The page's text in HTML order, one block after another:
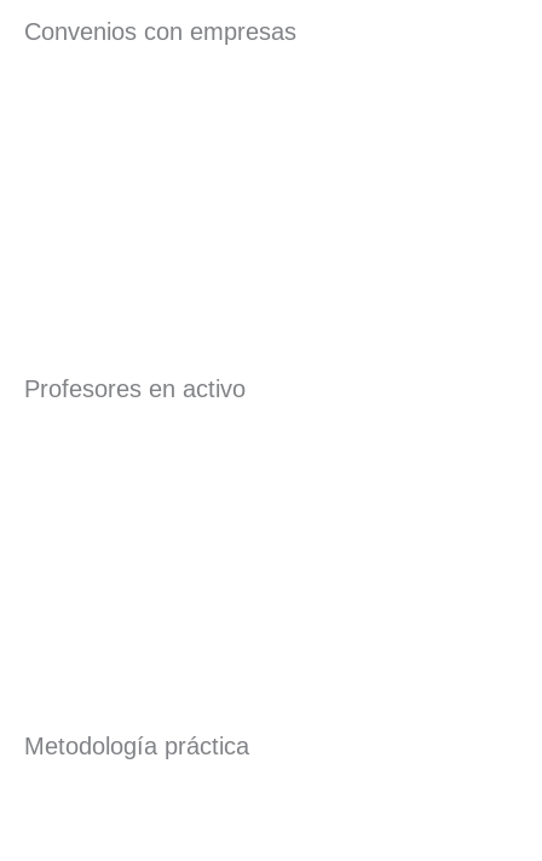
Convenios con empresas
Profesores en activo
Metodología práctica